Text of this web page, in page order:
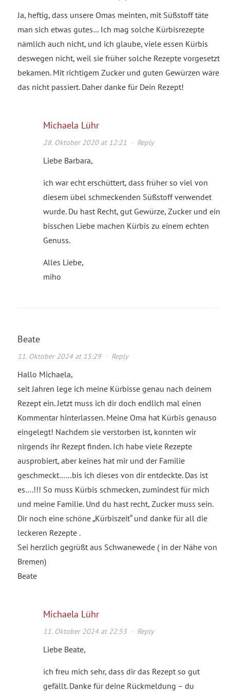
Ja, heftig, dass unsere Omas meinten, mit Süßstoff täte
man sich etwas gutes… Ich mag solche Kürbisrezepte
nämlich auch nicht, und ich glaube, viele essen Kürbis
deswegen nicht, weil sie früher solche Rezepte vorgesetzt
bekamen. Mit richtigem Zucker und guten Gewürzen wäre
das nicht passiert. Daher danke für Dein Rezept!
Michaela Lühr
28. Oktober 2020 at 12:21 · Reply
Liebe Barbara,
ich war echt erschüttert, dass früher so viel von
diesem übel schmeckenden Süßstoff verwendet
wurde. Du hast Recht, gut Gewürze, Zucker und ein
bisschen Liebe machen Kürbis zu einem echten
Genuss.
Alles Liebe,
miho
Beate
11. Oktober 2024 at 15:29· Reply
Hallo Michaela,
seit Jahren lege ich meine Kürbisse genau nach deinem
Rezept ein. Jetzt muss ich dir doch endlich mal einen
Kommentar hinterlassen. Meine Oma hat Kürbis genauso
eingelegt! Nachdem sie verstorben ist, konnten wir
nirgends ihr Rezept finden. Ich habe viele Rezepte
ausprobiert, aber keines hat mir und der Familie
geschmeckt……bis ich dieses von dir entdeckte. Das ist
es….!!! So muss Kürbis schmecken, zumindest für mich
und meine Familie. Und du hast recht, Zucker muss sein.
Dir noch eine schöne „Kürbiszeit“ und danke für all die
leckeren Rezepte .
Sei herzlich gegrüßt aus Schwanewede ( in der Nähe von
Bremen)
Beate
Michaela Lühr
11. Oktober 2024 at 22:53· Reply
Liebe Beate,
ich freu mich sehr, dass dir das Rezept so gut
gefällt. Danke für deine Rückmeldung – du